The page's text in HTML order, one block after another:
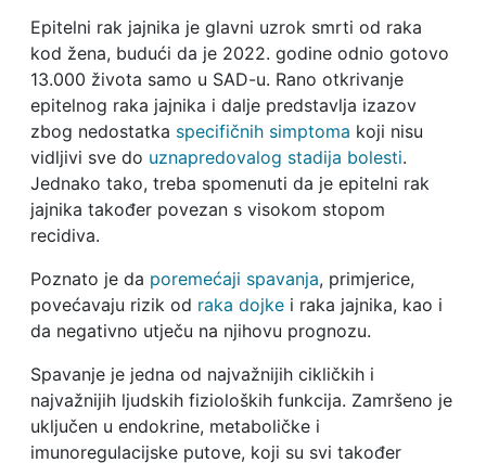
Epitelni rak jajnika je glavni uzrok smrti od raka
kod žena, budući da je 2022. godine odnio gotovo
13.000 života samo u SAD-u. Rano otkrivanje
epitelnog raka jajnika i dalje predstavlja izazov
zbog nedostatka specifičnih simptoma koji nisu
vidljivi sve do uznapredovalog stadija bolesti.
Jednako tako, treba spomenuti da je epitelni rak
jajnika također povezan s visokom stopom
recidiva.
Poznato je da poremećaji spavanja, primjerice,
povećavaju rizik od raka dojkei raka jajnika, kao i
da negativno utječu na njihovu prognozu.
Spavanje je jedna od najvažnijih cikličkih i
najvažnijih ljudskih fizioloških funkcija. Zamršeno je
uključen u endokrine, metaboličke i
imunoregulacijske putove, koji su svi također